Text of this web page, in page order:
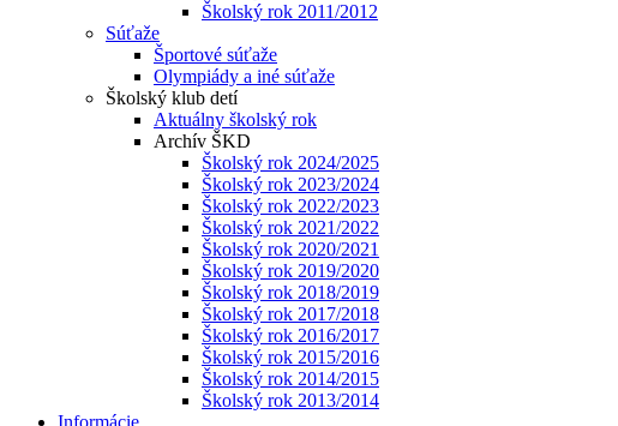
Školský rok 2011/2012
Súťaže
Športové súťaže
Olympiády a iné súťaže
Školský klub detí
Aktuálny školský rok
Archív ŠKD
Školský rok 2024/2025
Školský rok 2023/2024
Školský rok 2022/2023
Školský rok 2021/2022
Školský rok 2020/2021
Školský rok 2019/2020
Školský rok 2018/2019
Školský rok 2017/2018
Školský rok 2016/2017
Školský rok 2015/2016
Školský rok 2014/2015
Školský rok 2013/2014
Informácie